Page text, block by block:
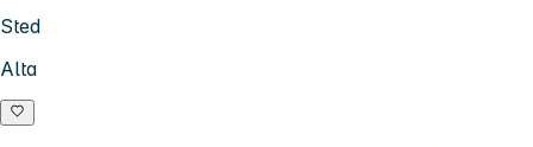
Sted
Alta